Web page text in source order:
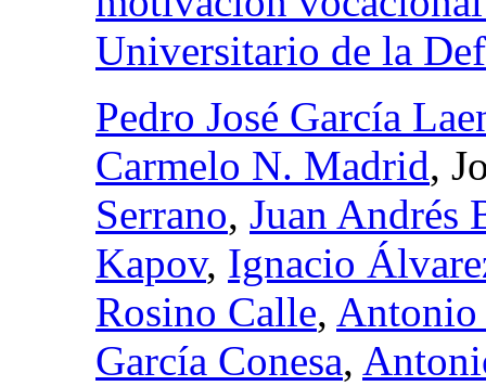
Universitario de la
Pedro José García
Carmelo N. Madrid,
Serrano, Juan Andrés
Kapov, Ignacio
Rosino Calle, Antonio
García Conesa,